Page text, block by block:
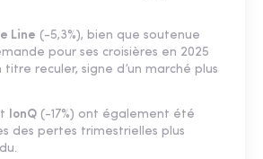
Line (-5,3%), bien que soutenue
pour ses croisières en 2025
titre reculer, signe d’un marché plus
IonQ (-17%) ont également été
des pertes trimestrielles plus